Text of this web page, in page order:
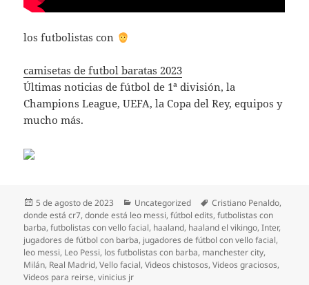
los futbolistas con
camisetas de futbol baratas 2023
Últimas noticias de fútbol de 1ª división, la
Champions League, UEFA, la Copa del Rey, equipos y
mucho más.
Publicado
el
5 de agosto de 2023 Categorías
Uncategorized Etiquetas
Cristiano Penaldo,
donde está cr7,donde está leo messi,fútbol edits,futbolistas con
barba,futbolistas con vello facial, haaland, haaland el vikingo,Inter,
jugadores de fútbol con barba, jugadores de fútbol con vello facial,
leo messi, Leo Pessi, los futbolistas con barba, manchester city,
Milán, Real Madrid,Vello facial,Videos chistosos,Videos graciosos,
Videos para reirse,vinicius jr